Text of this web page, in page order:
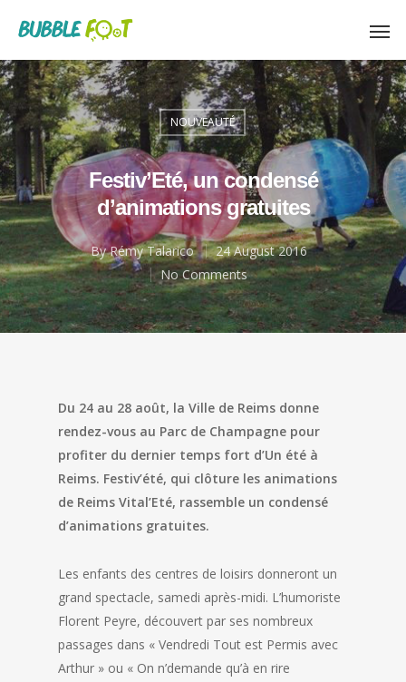
NOUVEAUTÉ
Festiv’Eté, un condensé
d’animations gratuites
ByRémy Talarico
24 August 2016
No Comments
Du 24 au 28 août, la Ville de Reims donne
rendez-vous au Parc de Champagne pour
profiter du dernier temps fort d’Un été à
Reims. Festiv’été, qui clôture les animations
de Reims Vital’Eté, rassemble un condensé
d’animations gratuites.
Les enfants des centres de loisirs donneront un
grand spectacle, samedi après-midi. L’humoriste
Florent Peyre, découvert par ses nombreux
passages dans « Vendredi Tout est Permis avec
Arthur » ou « On n’demande qu’à en rire